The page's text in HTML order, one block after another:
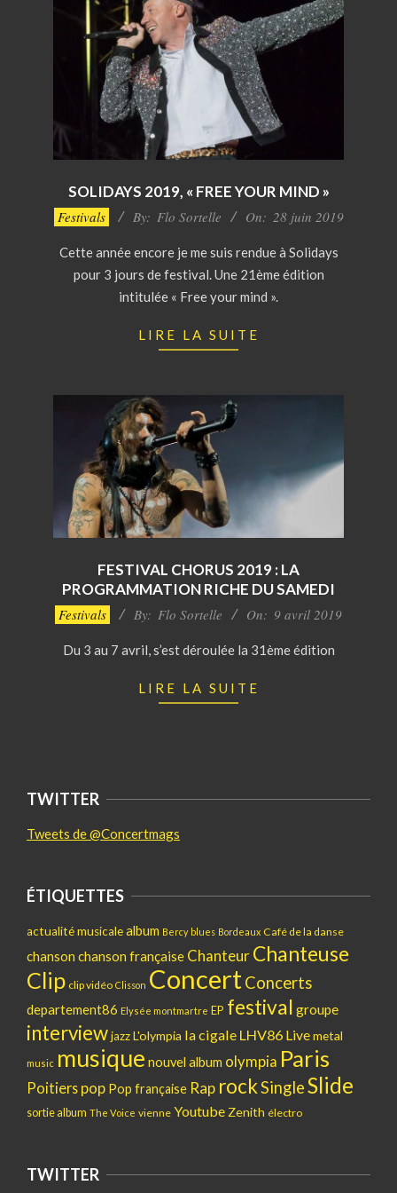
SOLIDAYS 2019, « FREE YOUR MIND »
2019-
28
Festivals By: Flo Sortelle On: 28 juin 2019
Cette année encore je me suis rendue à Solidays
pour 3 jours de festival. Une 21ème édition
intitulée « Free your mind ».
LIRE LA SUITE
FESTIVAL CHORUS 2019 : LA
PROGRAMMATION RICHE DU SAMEDI
2019-
09
Festivals By: Flo Sortelle On: 9 avril 2019
Du 3 au 7 avril, s’est déroulée la 31ème édition
LIRE LA SUITE
TWITTER
Tweets de @Concertmags
ÉTIQUETTES
actualité musicalealbum Bercy blues Bordeaux Café de la danse
chanson chanson française ChanteurChanteuse
Clip clip vidéo Clisson Concert Concerts
departement86 Elysée montmartre EP festival groupe
interviewjazzL'olympia la cigale LHV86 Livemetal
music musique nouvel album olympia Paris
Poitiers pop Pop française Rap rockSingleSlide
sortie album The Voice vienne Youtube Zenith électro
TWITTER